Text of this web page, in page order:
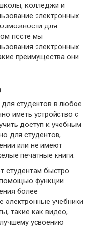
колледжи и
электронных
для
посте мы
электронных
преимущества они
студентов в любое
иметь устройство с
доступ к учебным
для студентов,
или не имеют
печатные книги.
студентам быстро
функции
более
электронные учебники
такие как видео,
усвоению